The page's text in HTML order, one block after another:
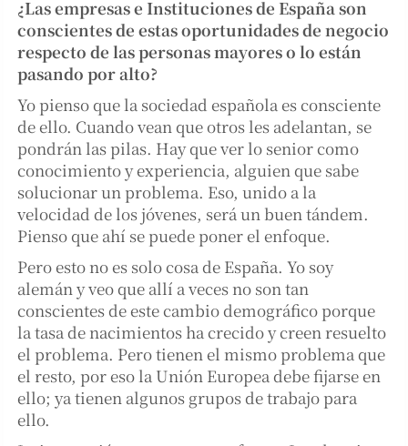
¿Las empresas e Instituciones de España son
conscientes de estas oportunidades de negocio
respecto de las personas mayores o lo están
pasando por alto?
Yo pienso que la sociedad española es consciente
de ello. Cuando vean que otros les adelantan, se
pondrán las pilas. Hay que ver lo senior como
conocimiento y experiencia, alguien que sabe
solucionar un problema. Eso, unido a la
velocidad de los jóvenes, será un buen tándem.
Pienso que ahí se puede poner el enfoque.
Pero esto no es solo cosa de España. Yo soy
alemán y veo que allí a veces no son tan
conscientes de este cambio demográfico porque
la tasa de nacimientos ha crecido y creen resuelto
el problema. Pero tienen el mismo problema que
el resto, por eso la Unión Europea debe fijarse en
ello; ya tienen algunos grupos de trabajo para
ello.